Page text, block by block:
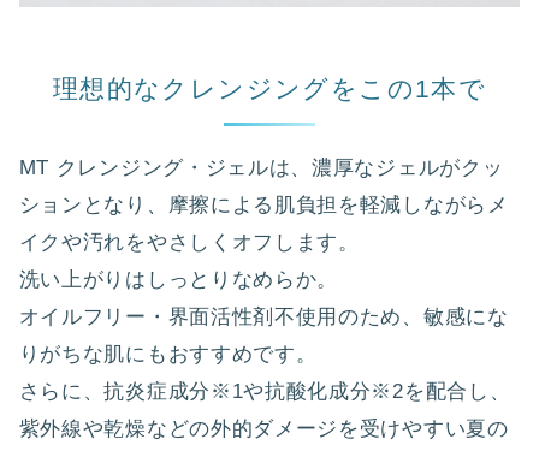
理想的なクレンジングをこの1本で
MT クレンジング・ジェルは、濃厚なジェルがクッ
ションとなり、摩擦による肌負担を軽減しながらメ
イクや汚れをやさしくオフします。
洗い上がりはしっとりなめらか。
オイルフリー・界面活性剤不使用のため、敏感にな
りがちな肌にもおすすめです。
さらに、抗炎症成分※1や抗酸化成分※2を配合し、
紫外線や乾燥などの外的ダメージを受けやすい夏の